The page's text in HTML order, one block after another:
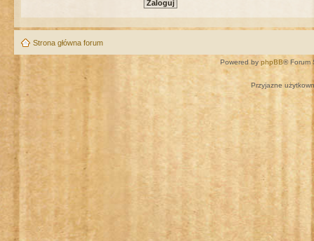
Strona główna forum
Powered by phpBB® Forum
Przyjazne